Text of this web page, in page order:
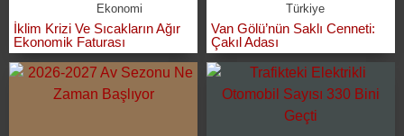
Ekonomi
İklim Krizi Ve Sıcakların Ağır
Ekonomik Faturası
Türkiye
Van Gölü’nün Saklı Cenneti:
Çakıl Adası